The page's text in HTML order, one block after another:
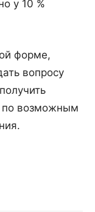
у 10 %
форме,
вопросу
возможным